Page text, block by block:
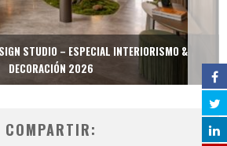
STUDIO – ESPECIAL INTERIORISMO &
DECORACIÓN 2026
COMPARTIR: